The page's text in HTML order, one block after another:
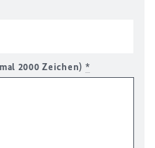
2000 Zeichen) *